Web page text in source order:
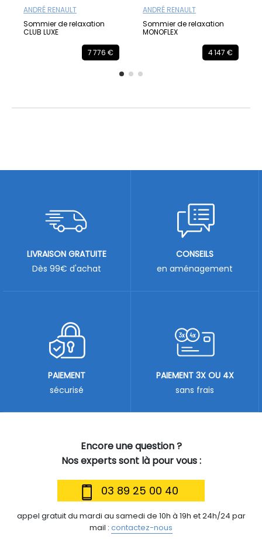
ANDRÉ RENAULT
Sommier de relaxation
CLUB LUXE
7 776 €
ANDRÉ RENAULT
Sommier de relaxation
MONOFLEX
4 147 €
Encore une question ?
Nos experts sont là pour vous :
03 89 25 00 40
appel gratuit du mardi au samedi de 10h à 19h et 24h/24 par
mail : contactez-nous
LIVRAISON GRATUITE
Dès 99€ d'achat
CONSEILS
en aménagement
PAIEMENT
sécurisé
PAIEMENT 3X OU 4X
sans frais